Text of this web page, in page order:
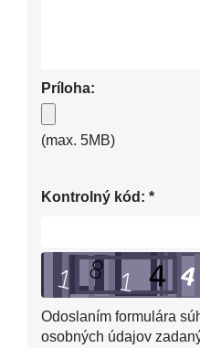
Príloha:
(max. 5MB)
*
Kontrolný kód:
Odoslaním formulára
osobných údajov